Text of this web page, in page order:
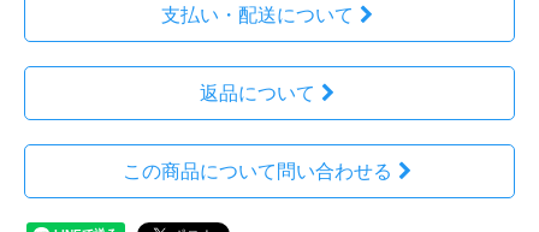
支払い・配送について
返品について
この商品について問い合わせる